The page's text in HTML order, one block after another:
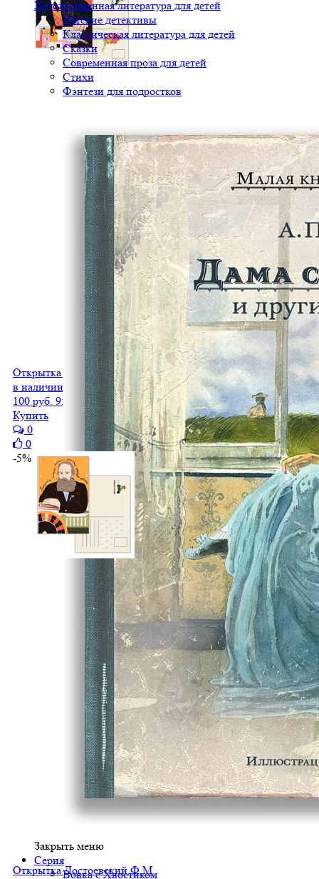
Художественная литература для детей
Детские детективы
Классическая литература для детей
Сказки
Современная проза для детей
Стихи
Фэнтези для подростков
Закрыть меню
Серия
Вовка с Хвостиком
Открытка Маяковский В.В.
в наличии
100 руб. 95 руб.
Купить
0
0
-5%
Открытка Достоевский Ф.М.